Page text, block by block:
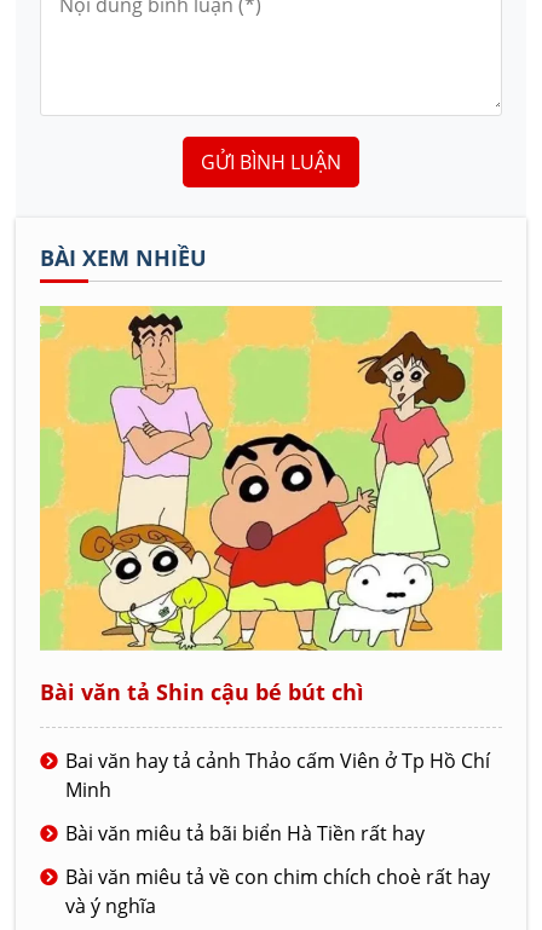
GỬI BÌNH LUẬN
BÀI XEM NHIỀU
Bài văn tả Shin cậu bé bút chì
Bai văn hay tả cảnh Thảo cấm Viên ở Tp Hồ Chí
Minh
Bài văn miêu tả bãi biển Hà Tiền rất hay
Bài văn miêu tả về con chim chích choè rất hay
và ý nghĩa